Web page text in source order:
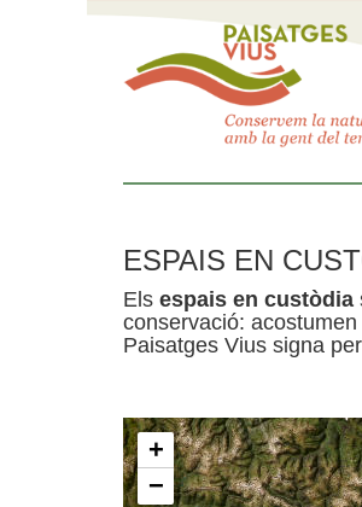
ESPAIS EN
Els espais en custòdia
conservació:
Paisatges Vius signa
+
−